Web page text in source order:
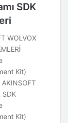
SDK
WOLVOX
Kit)
AKINSOFT
SDK
Kit)